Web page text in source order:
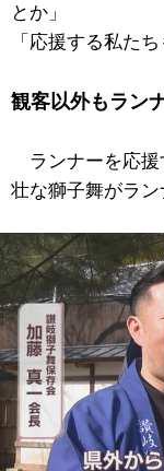
とか」
「応援する私た
観客以外もラン
ランナーを応援
壮な獅子舞がラン